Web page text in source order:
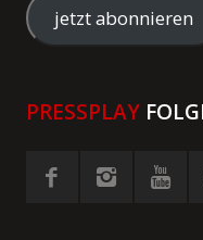
Adresse
eingeben
jetzt abonnieren
PRESSPLAY